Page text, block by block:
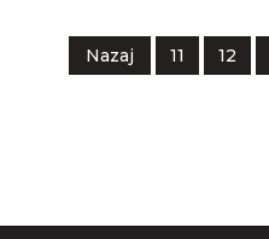
Nazaj 11 12